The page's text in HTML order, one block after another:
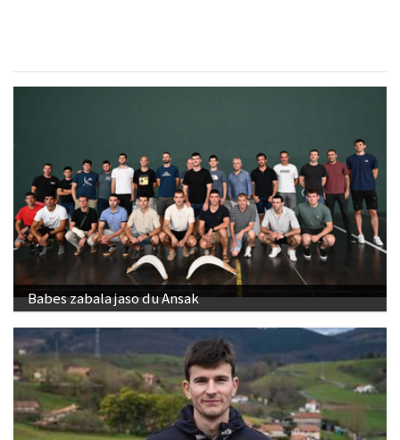
Babes zabala jaso du Ansak